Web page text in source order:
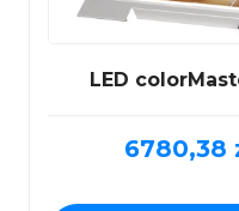
LED
6780,38